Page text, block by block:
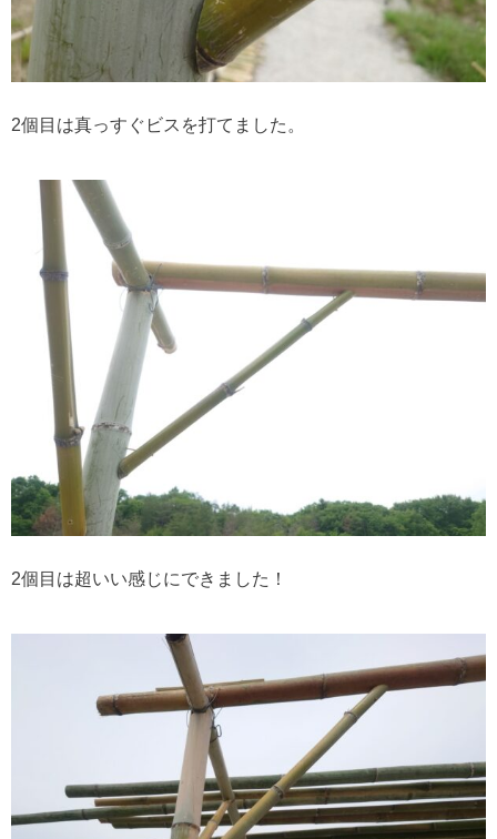
2個目は真っすぐビスを打てました。
2個目は超いい感じにできました！